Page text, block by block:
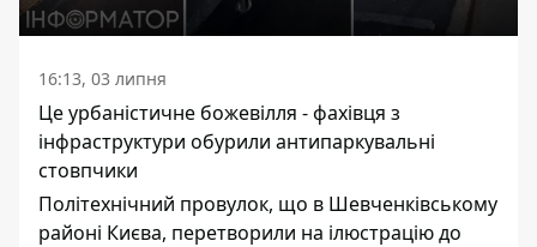
16:13, 03 липня
Це урбаністичне божевілля - фахівця з
інфраструктури обурили антипаркувальні
стовпчики
Політехнічний провулок, що в Шевченківському
районі Києва, перетворили на ілюстрацію до